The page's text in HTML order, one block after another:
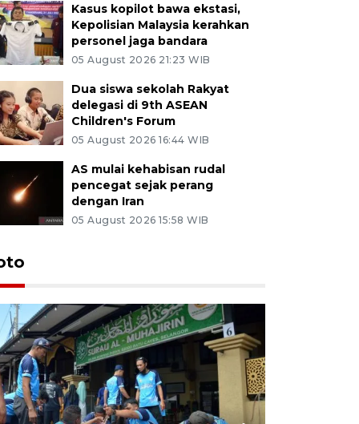
Kasus kopilot bawa ekstasi,
Kepolisian Malaysia kerahkan
personel jaga bandara
05 August 2026 21:23 WIB
Dua siswa sekolah Rakyat
delegasi di 9th ASEAN
Children's Forum
05 August 2026 16:44 WIB
AS mulai kehabisan rudal
pencegat sejak perang
dengan Iran
05 August 2026 15:58 WIB